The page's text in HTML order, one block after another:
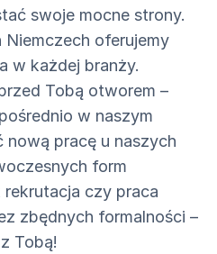
swoje mocne strony.
Niemczech oferujemy
w każdej branży.
Tobą otworem –
w naszym
pracę u naszych
form
czy praca
zbędnych formalności –
Tobą!